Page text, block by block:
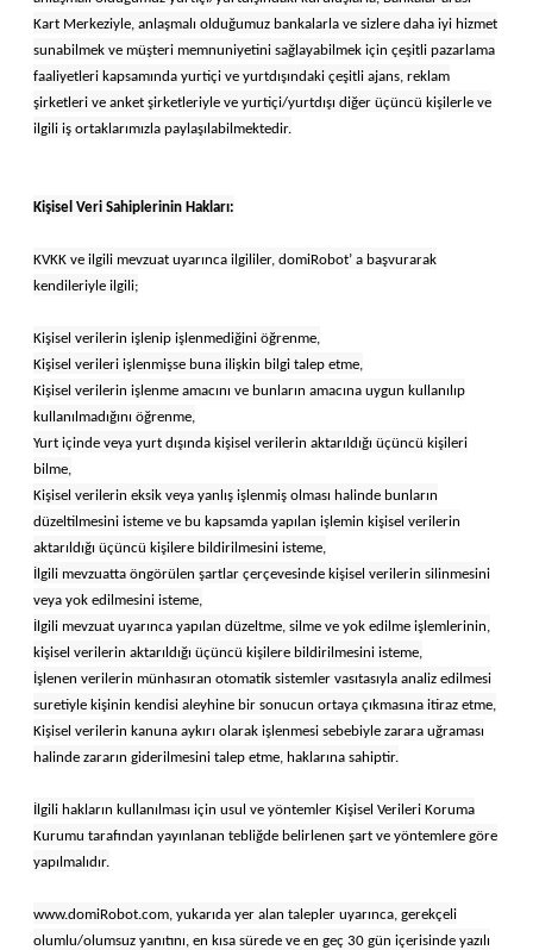
Kart Merkeziyle, anlaşmalı olduğumuz bankalarla ve sizlere daha iyi hizmet
sunabilmek ve müşteri memnuniyetini sağlayabilmek için çeşitli pazarlama
faaliyetleri kapsamında yurtiçi ve yurtdışındaki çeşitli ajans, reklam
şirketleri ve anket şirketleriyle ve yurtiçi/yurtdışı diğer üçüncü kişilerle ve
ilgili iş ortaklarımızla paylaşılabilmektedir.
Kişisel Veri Sahiplerinin Hakları:
KVKK ve ilgili mevzuat uyarınca ilgililer, domiRobot’ a başvurarak
kendileriyle ilgili;
Kişisel verilerin işlenip işlenmediğini öğrenme,
Kişisel verileri işlenmişse buna ilişkin bilgi talep etme,
Kişisel verilerin işlenme amacını ve bunların amacına uygun kullanılıp
kullanılmadığını öğrenme,
Yurt içinde veya yurt dışında kişisel verilerin aktarıldığı üçüncü kişileri
bilme,
Kişisel verilerin eksik veya yanlış işlenmiş olması halinde bunların
düzeltilmesini isteme ve bu kapsamda yapılan işlemin kişisel verilerin
aktarıldığı üçüncü kişilere bildirilmesini isteme,
İlgili mevzuatta öngörülen şartlar çerçevesinde kişisel verilerin silinmesini
veya yok edilmesini isteme,
İlgili mevzuat uyarınca yapılan düzeltme, silme ve yok edilme işlemlerinin,
kişisel verilerin aktarıldığı üçüncü kişilere bildirilmesini isteme,
İşlenen verilerin münhasıran otomatik sistemler vasıtasıyla analiz edilmesi
suretiyle kişinin kendisi aleyhine bir sonucun ortaya çıkmasına itiraz etme,
Kişisel verilerin kanuna aykırı olarak işlenmesi sebebiyle zarara uğraması
halinde zararın giderilmesini talep etme, haklarına sahiptir.
İlgili hakların kullanılması için usul ve yöntemler Kişisel Verileri Koruma
Kurumu tarafından yayınlanan tebliğde belirlenen şart ve yöntemlere göre
yapılmalıdır.
www.domiRobot.com, yukarıda yer alan talepler uyarınca, gerekçeli
olumlu/olumsuz yanıtını, en kısa sürede ve en geç 30 gün içerisinde yazılı